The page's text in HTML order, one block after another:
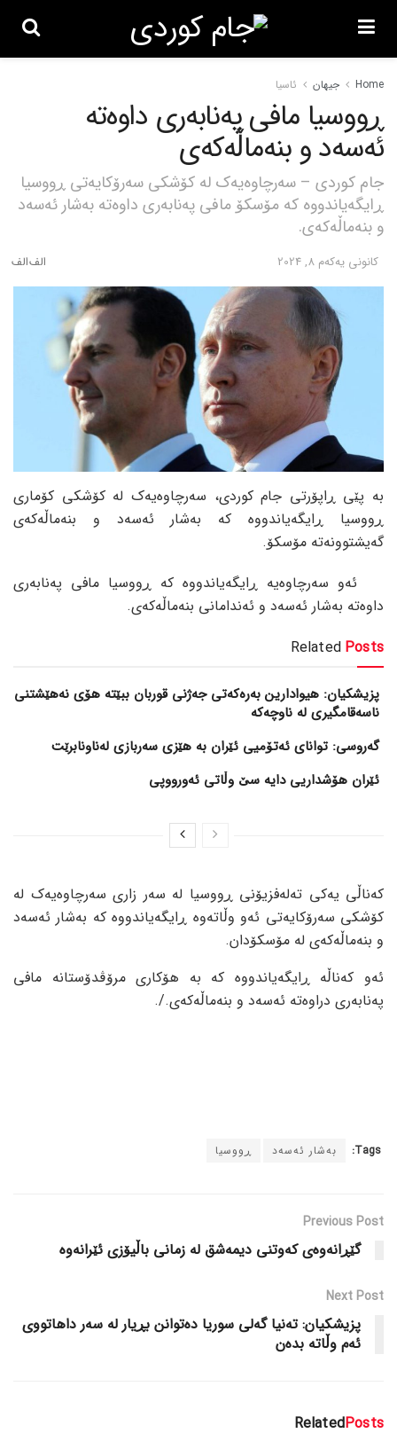
Home جیهان ئاسیا
ڕووسیا مافی پەنابەری داوەتە
ئەسەد و بنەماڵەکەی
جام کوردی – سەرچاوەیەک لە کۆشکی سەرۆکایەتی ڕووسیا
ڕایگەیاندووە کە مۆسکۆ مافی پەنابەری داوەتە بەشار ئەسەد
و بنەماڵەکەی.
كانونی یه‌كه‌م 8, 2024
بە پێی ڕاپۆرتی جام کوردی، سەرچاوەیەک لە کۆشکی کۆماری
ڕووسیا ڕایگەیاندووە کە بەشار ئەسەد و بنەماڵەکەی
گەیشتوونەتە مۆسکۆ.
ئەو سەرچاوەیە ڕایگەیاندووە کە ڕووسیا مافی پەنابەری
داوەتە بەشار ئەسەد و ئەندامانی بنەماڵەکەی.
Related Posts
پزیشکیان: هیوادارین بەرەکەتی جەژنی قوربان ببێتە هۆی نەهێشتنی
ناسەقامگیری لە ناوچەکە
گەروسی: توانای ئەتۆمیی ئێران بە هێزی سەربازی لەناونابرێت
ئێران هۆشداریی دایە سێ وڵاتی ئەورووپی
کەناڵی یەکی تەلەفزیۆنی ڕووسیا لە سەر زاری سەرچاوەیەک لە
کۆشکی سەرۆکایەتی ئەو وڵاتەوە ڕایگەیاندووە کە بەشار ئەسەد
و بنەماڵەکەی لە مۆسکۆدان.
ئەو کەناڵە ڕایگەیاندووە کە بە هۆکاری مرۆڤدۆستانە مافی
پەنابەری دراوەتە ئەسەد و بنەماڵەکەی./.
Tags: بەشار ئەسەد ڕووسیا
Previous Post
گێڕانەوەی کەوتنی دیمەشق لە زمانی باڵیۆزی ئێرانەوە
Next Post
پزیشکیان: تەنیا گەلی سوریا دەتوانن بڕیار لە سەر داهاتووی
ئەم وڵاتە بدەن
RelatedPosts